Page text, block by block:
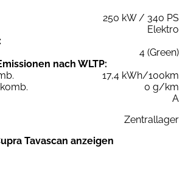
250 kW / 340 PS
Elektro
4 (Green)
nach WLTP:
17,4 kWh/100km
0 g/km
A
Zentrallager
Tavascan anzeigen